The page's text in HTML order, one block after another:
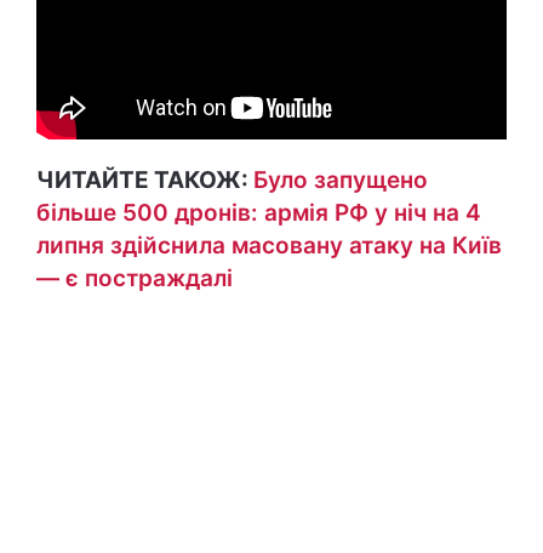
ЧИТАЙТЕ ТАКОЖ: Було запущено
більше 500 дронів: армія РФ у ніч на 4
липня здійснила масовану атаку на Київ
— є постраждалі